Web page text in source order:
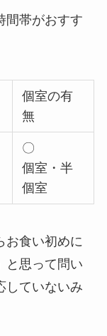
間帯がおすす
個室の有
無
〇
個室・半
個室
お食い初めに
と思って問い
していないみ